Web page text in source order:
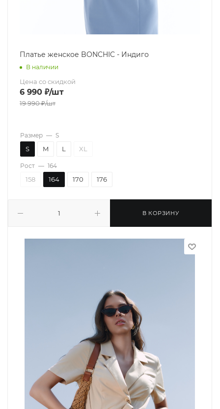
Платье женское BONCHIC - Индиго
В наличии
Цена со скидкой
6 990 ₽/шт
19 990₽/шт
В КОРЗИНУ
Размер — S
S M L XL
Рост — 164
158 164 170 176